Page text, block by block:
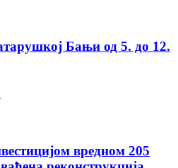
Бањи од 5. до 12.
вредном 205